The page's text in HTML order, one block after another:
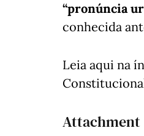
“pronúncia
conhecida
Leia aqui na
Attachment